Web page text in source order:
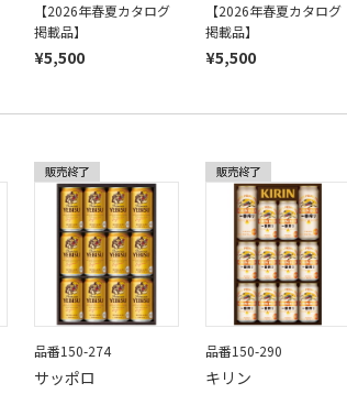
【2026年春夏カタログ
掲載品】
¥5,500
【2026年春夏カタログ
掲載品】
¥5,500
品番150-274
サッポロ
品番150-290
キリン